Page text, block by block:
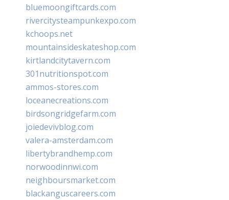
bluemoongiftcards.com
rivercitysteampunkexpo.com
kchoops.net
mountainsideskateshop.com
kirtlandcitytavern.com
301nutritionspot.com
ammos-stores.com
loceanecreations.com
birdsongridgefarm.com
joiedevivblog.com
valera-amsterdam.com
libertybrandhemp.com
norwoodinnwi.com
neighboursmarket.com
blackanguscareers.com